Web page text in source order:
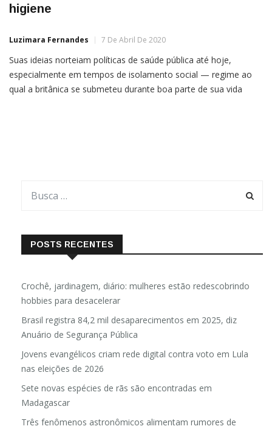
higiene
Luzimara Fernandes 7 De Abril De 2020
Suas ideias norteiam políticas de saúde pública até hoje,
especialmente em tempos de isolamento social — regime ao
qual a britânica se submeteu durante boa parte de sua vida
POSTS RECENTES
Crochê, jardinagem, diário: mulheres estão redescobrindo
hobbies para desacelerar
Brasil registra 84,2 mil desaparecimentos em 2025, diz
Anuário de Segurança Pública
Jovens evangélicos criam rede digital contra voto em Lula
nas eleições de 2026
Sete novas espécies de rãs são encontradas em
Madagascar
Três fenômenos astronômicos alimentam rumores de